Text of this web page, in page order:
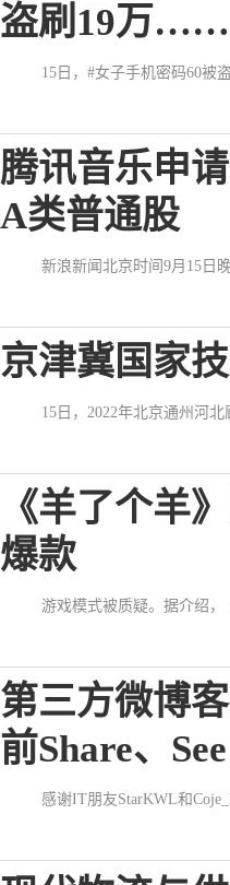
盗刷19万……
15日，#女子手机密码60被
腾讯音乐申
A类普通股
新浪新闻北京时间9月15日
京津冀国家
15日，2022年北京通州河
《羊了个羊
爆款
游戏模式被质疑。据介绍
第三方微博
前Share、See
感谢IT朋友StarKWL和